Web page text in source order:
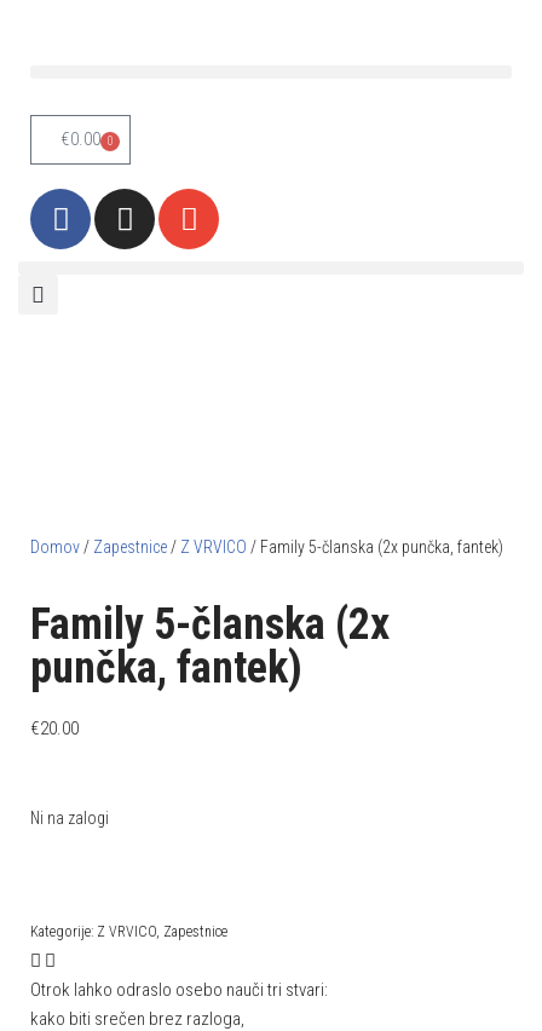
vsebino
€0.00 0
Domov / Zapestnice / Z VRVICO / Family 5-članska (2x punčka, fantek)
Family 5-članska (2x
punčka, fantek)
€20.00
Ni na zalogi
Kategorije: Z VRVICO, Zapestnice
Otrok lahko odraslo osebo nauči tri stvari:
kako biti srečen brez razloga,